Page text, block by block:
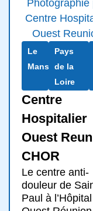
Le
Mans
Pays
de la
Loire
Centre
Hospitalier
Ouest
CHOR
Le centre anti-
douleur de
Paul à l’Hôpital